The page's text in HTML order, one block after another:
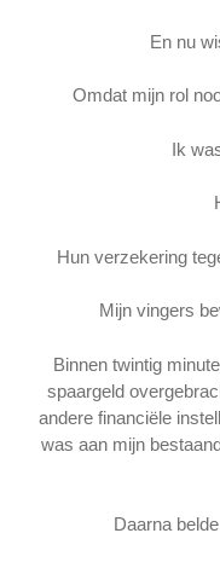
En nu
Omdat mijn rol
Ik
Hun verzekering
Mijn vingers
Binnen twintig
spaargeld
andere financiële
was aan mijn
Daarna